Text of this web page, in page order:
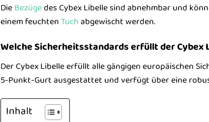
DieBezügedes Cybex Libelle sind abnehmbar und
einem feuchtenTuchabgewischt werden.
Welche Sicherheitsstandards erfüllt der Cybex
Der Cybex Libelle erfüllt alle gängigen europäischen
5-Punkt-Gurt ausgestattet und verfügt über eine
Inhalt